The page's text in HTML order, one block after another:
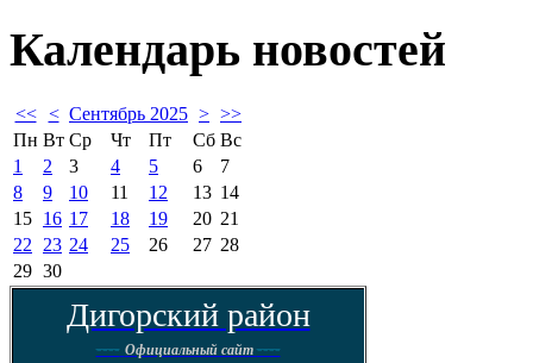
Календарь новостей
<< < Сентябрь 2025 > >>
Пн Вт Ср Чт Пт Сб Вс
1
2 3 4 5 6
7
8
9 10 11 12 13 14
15 16 17 18 19 20 21
22
23 24 25 26 27 28
29 30
Дигорский район
---- Официальный сайт----